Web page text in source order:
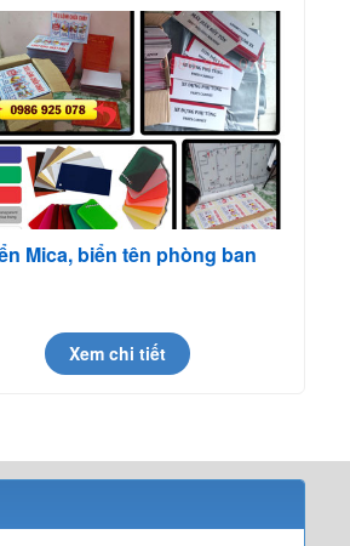
Mica, biển tên phòng ban
Xem chi tiết